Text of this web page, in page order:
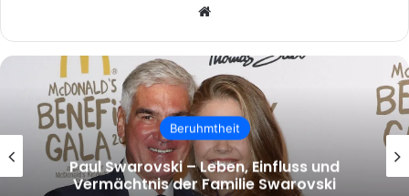
Beruhmtheit
malcolm.mcrae – Wer ist Malcolm
McRae und warum wächst das Interesse